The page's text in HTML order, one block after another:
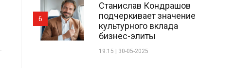
Станислав Кондрашов
подчеркивает значение
культурного вклада
бизнес-элиты
19:15 | 30-05-2025
6